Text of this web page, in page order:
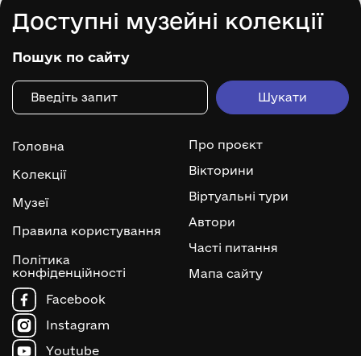
Доступні музейні колекції
Пошук по сайту
Головна
Колекції
Музеї
Правила користування
Політика
конфіденційності
Про проєкт
Вікторини
Віртуальні тури
Автори
Часті питання
Мапа сайту
Facebook
Instagram
Youtube